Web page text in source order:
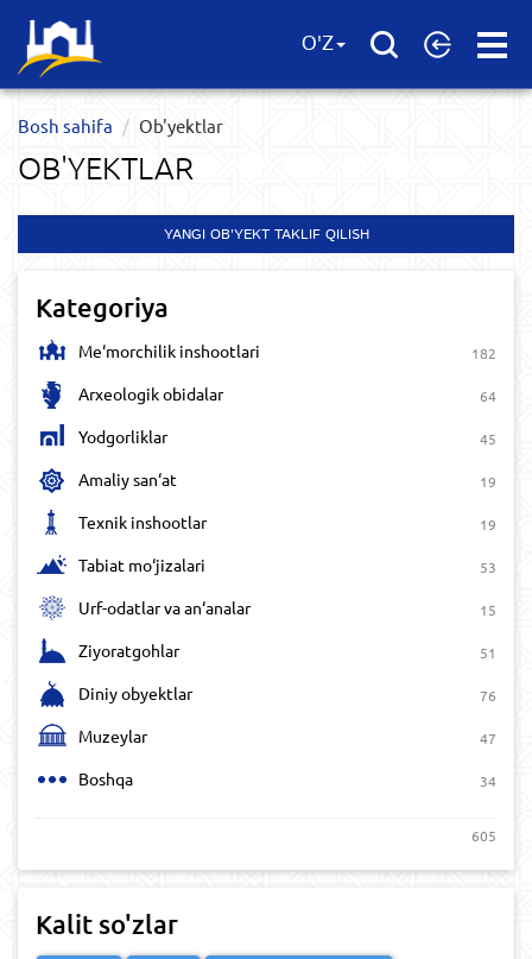
Open
O'Z
Bosh sahifa Ob'yektlar​
OB'YEKTLAR​
YANGI OB'YEKT TAKLIF QILISH
Kategoriya
Me‘morchilik inshootlari 182
Arxeologik obidalar 64
Yodgorliklar 45
Amaliy san‘at 19
Texnik inshootlar 19
Tabiat mo‘jizalari 53
Urf-odatlar va an‘analar 15
Ziyoratgohlar 51
Diniy obyektlar 76
Muzeylar 47
Boshqa 34
605
Kalit so'zlar